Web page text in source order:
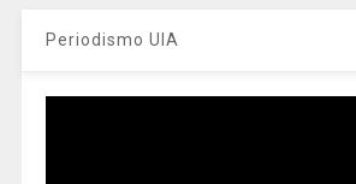
Periodismo UIA